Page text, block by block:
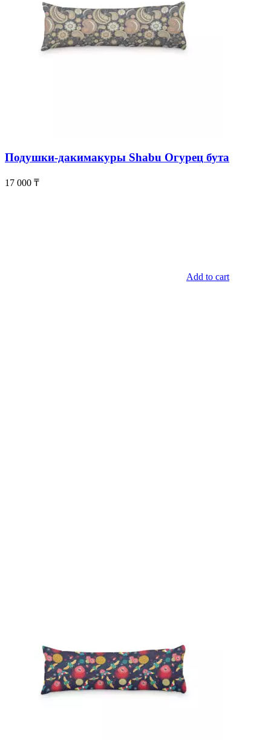
Подушки-дакимакуры Shabu Огурец бута
17 000 ₸
Add to cart